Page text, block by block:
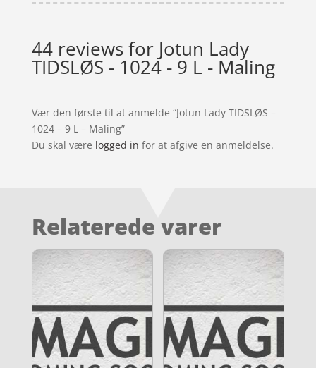
44 reviews for Jotun Lady
TIDSLØS - 1024 - 9 L - Maling
Vær den første til at anmelde “Jotun Lady TIDSLØS –
1024 – 9 L – Maling”
Du skal være logged in for at afgive en anmeldelse.
Relaterede varer